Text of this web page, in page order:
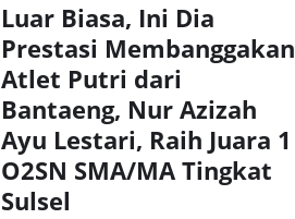
Luar Biasa, Ini Dia
Prestasi Membanggakan
Atlet Putri dari
Bantaeng, Nur Azizah
Ayu Lestari, Raih Juara 1
O2SN SMA/MA Tingkat
Sulsel